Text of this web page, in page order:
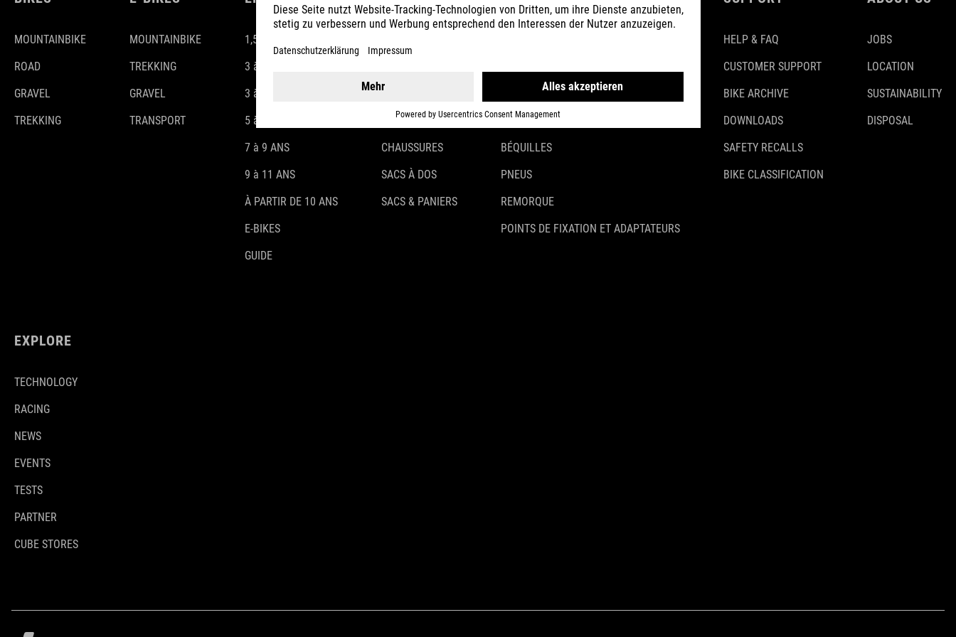
MOUNTAINBIKE
ROAD
GRAVEL
TREKKING
MOUNTAINBIKE
TREKKING
GRAVEL
TRANSPORT
1,5-3 ANS
3 à 4 ANS
3 à 5 ANS
5 à 7 ANS
7 à 9 ANS
9 à 11 ANS
À PARTIR DE 10 ANS
E-BIKES
GUIDE
ACCESSOIRES
GANTS
CHAUSSURES
SACS À DOS
SACS & PANIERS
GARDE-BOUE
PORTE-BAGAGES
BÉQUILLES
PNEUS
REMORQUE
POINTS DE FIXATION ET ADAPTATEURS
HELP & FAQ
CUSTOMER SUPPORT
BIKE ARCHIVE
DOWNLOADS
SAFETY RECALLS
BIKE CLASSIFICATION
JOBS
LOCATION
SUSTAINABILITY
DISPOSAL
EXPLORE
TECHNOLOGY
RACING
NEWS
EVENTS
TESTS
PARTNER
CUBE STORES